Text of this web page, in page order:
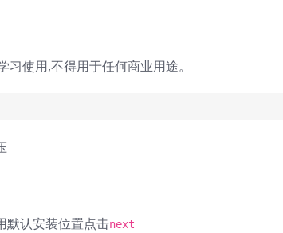
习使用,不得用于任何商业用途。
默认安装位置点击next